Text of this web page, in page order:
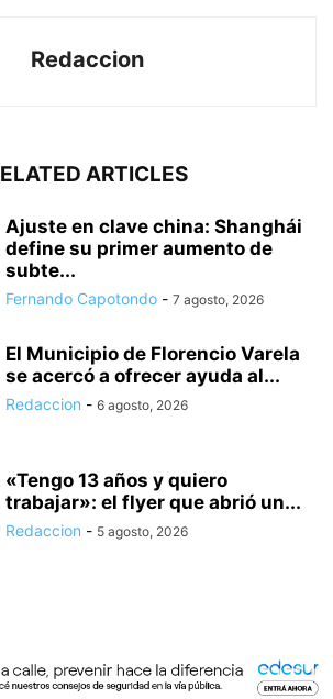
Redaccion
ARTICLES
Ajuste en clave china: Shanghái
define su primer aumento de
subte...
Fernando Capotondo - 7 agosto, 2026
El Municipio de Florencio Varela
se acercó a ofrecer ayuda al...
Redaccion - 6 agosto, 2026
«Tengo 13 años y quiero
trabajar»: el flyer que abrió un...
Redaccion - 5 agosto, 2026